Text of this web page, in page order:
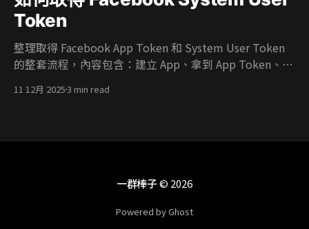
Token
整理取得 Facebook App Token 和 System User Token
的整套流程，內容包含：建立 App、拿到 App Token、在
User、把 App 掛進 Business、開 ads_read／
11 12月 20253 min read
一群棒子© 2026
Powered by Ghost